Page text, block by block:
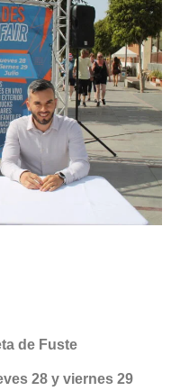
de Fuste
28 y viernes 29